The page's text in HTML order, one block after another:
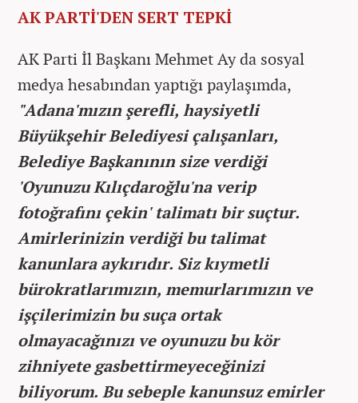
AK PARTİ'DEN SERT TEPKİ
AK Parti İl Başkanı Mehmet Ay da sosyal
medya hesabından yaptığı paylaşımda,
"Adana'mızın şerefli, haysiyetli
Büyükşehir Belediyesi çalışanları,
Belediye Başkanının size verdiği
'Oyunuzu Kılıçdaroğlu'na verip
fotoğrafını çekin' talimatı bir suçtur.
Amirlerinizin verdiği bu talimat
kanunlara aykırıdır. Siz kıymetli
bürokratlarımızın, memurlarımızın ve
işçilerimizin bu suça ortak
olmayacağınızı ve oyunuzu bu kör
zihniyete gasbettirmeyeceğinizi
biliyorum. Bu sebeple kanunsuz emirler